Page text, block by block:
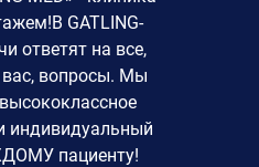
GATLING-
ответят на все,
вопросы. Мы
индивидуальный
пациенту!